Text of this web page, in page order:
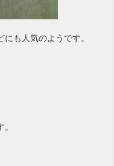
も人気のようです。